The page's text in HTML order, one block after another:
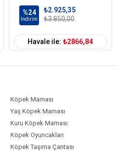
%24
İndirim
₺2.925,35
₺3.850,00
Havale ile: ₺2866,84
Köpek Maması
Yaş Köpek Maması
Kuru Köpek Maması
Köpek Oyuncakları
Köpek Taşıma Çantası